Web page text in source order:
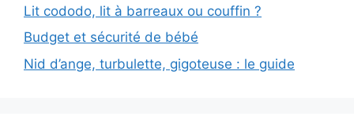
Lit cododo, lit à barreaux ou couffin ?
Budget et sécurité de bébé
Nid d’ange, turbulette, gigoteuse : le guide